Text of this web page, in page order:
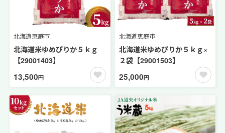
北海道恵庭市
北海道米ゆめぴりか５ｋｇ
【29001403】
13,500円
北海道恵庭市
北海道米ゆめぴりか５ｋｇ×
２袋【29001503】
25,000円